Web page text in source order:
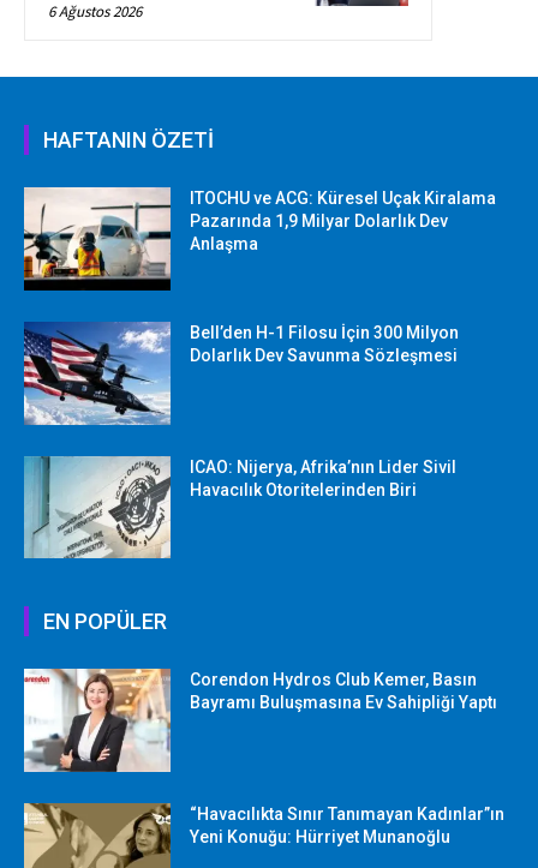
6 Ağustos 2026
HAFTANIN ÖZETİ
ITOCHU ve ACG: Küresel Uçak Kiralama
Pazarında 1,9 Milyar Dolarlık Dev
Anlaşma
Bell’den H-1 Filosu İçin 300 Milyon
Dolarlık Dev Savunma Sözleşmesi
ICAO: Nijerya, Afrika’nın Lider Sivil
Havacılık Otoritelerinden Biri
EN POPÜLER
Corendon Hydros Club Kemer, Basın
Bayramı Buluşmasına Ev Sahipliği Yaptı
“Havacılıkta Sınır Tanımayan Kadınlar”ın
Yeni Konuğu: Hürriyet Munanoğlu